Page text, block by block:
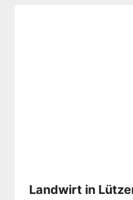
Landwirt in